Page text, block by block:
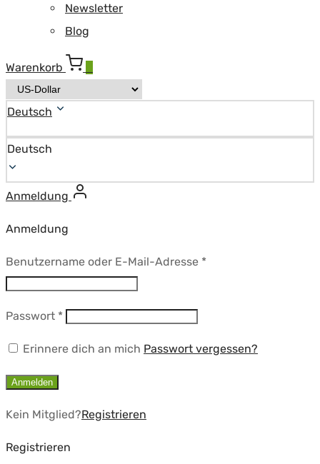
Newsletter
Blog
Warenkorb
Deutsch
Deutsch
Anmeldung
Anmeldung
Benutzername oder E-Mail-Adresse *Erforderlich
Passwort *Erforderlich
Erinnere dich an mich Passwort vergessen?
Anmelden
Kein Mitglied?Registrieren
Registrieren